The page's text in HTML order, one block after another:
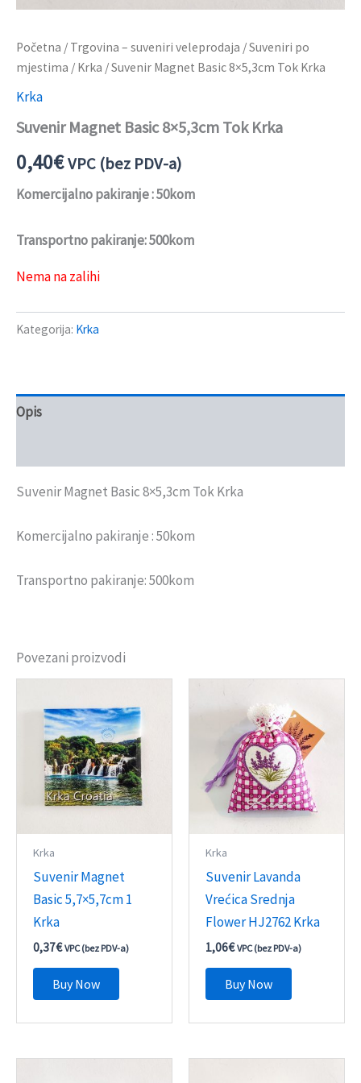
Početna / Trgovina – suveniri veleprodaja /Suveniri po
mjestima / Krka / Suvenir Magnet Basic 8×5,3cm Tok Krka
Krka
Suvenir Magnet Basic 8×5,3cm Tok Krka
0,40€VPC (bez PDV-a)
Komercijalno pakiranje : 50kom
Transportno pakiranje: 500kom
Nema na zalihi
Kategorija: Krka
Opis
Suvenir Magnet Basic 8×5,3cm Tok Krka
Komercijalno pakiranje : 50kom
Transportno pakiranje: 500kom
Povezani proizvodi
Krka
Suvenir Magnet
Basic 5,7×5,7cm 1
Krka
0,37€ VPC (bez PDV-a)
Buy Now
Krka
Suvenir Lavanda
Vrećica Srednja
Flower HJ2762 Krka
1,06€ VPC (bez PDV-a)
Buy Now